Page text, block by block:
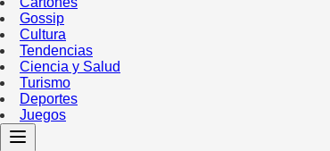
Gossip
Cultura
Tendencias
Ciencia y Salud
Turismo
Deportes
Juegos